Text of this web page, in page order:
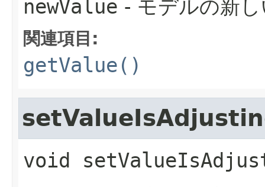
newValue - モデルの新
関連項目:
getValue()
void